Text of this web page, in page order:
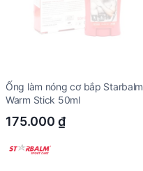
Ống làm nóng cơ bắp Starbalm
Warm Stick 50ml
175.000 ₫